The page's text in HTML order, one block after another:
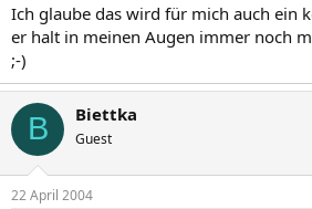
Ich glaube das wird für mich auch ein
er halt in meinen Augen immer noch
;-)
B Biettka
Guest
22 April 2004